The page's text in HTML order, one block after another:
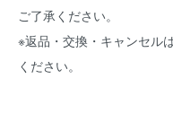
ご了承ください。
※返品・交換・キャンセル
ください。